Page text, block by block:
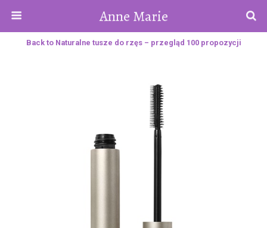
Anne Marie
Back to Naturalne tusze do rzęs – przegląd 100 propozycji